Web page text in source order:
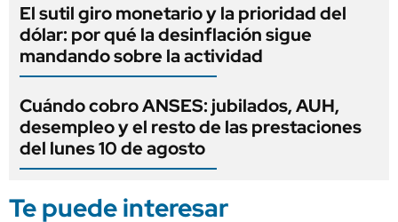
El sutil giro monetario y la prioridad del
dólar: por qué la desinflación sigue
mandando sobre la actividad
Cuándo cobro ANSES: jubilados, AUH,
desempleo y el resto de las prestaciones
del lunes 10 de agosto
Te puede interesar